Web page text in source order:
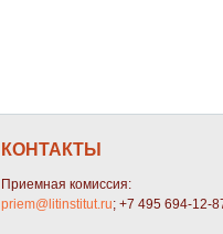
КОНТАКТЫ
Приемная комиссия:
priem@litinstitut.ru; +7 495 694-12-